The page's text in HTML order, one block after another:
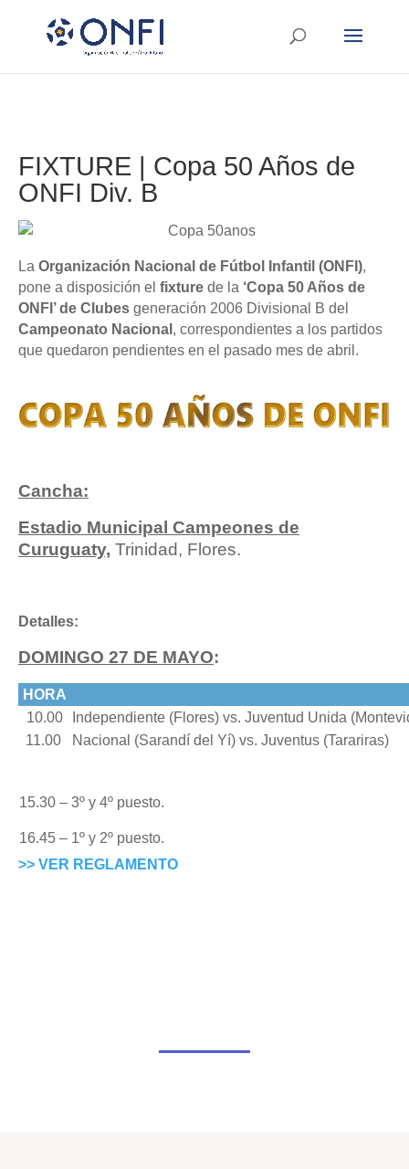
FIXTURE | Copa 50 Años de
ONFI Div. B
La Organización Nacional de Fútbol Infantil (ONFI),
pone a disposición el fixture de la ‘Copa 50 Años de
ONFI’ de Clubes generación 2006 Divisional B del
Campeonato Nacional , correspondientes a los partidos
que quedaron pendientes en el pasado mes de abril.
Cancha:
Estadio Municipal Campeones de
Curuguaty, Trinidad, Flores.
Detalles:
DOMINGO 27 DE MAYO:
HORA
10.00
Independiente (Flores) vs. Juventud Unida
11.00
Nacional (Sarandí del Yí) vs. Juventus (Tarariras)
15.30 – 3º y 4º puesto.
16.45 – 1º y 2º puesto.
>> VER REGLAMENTO